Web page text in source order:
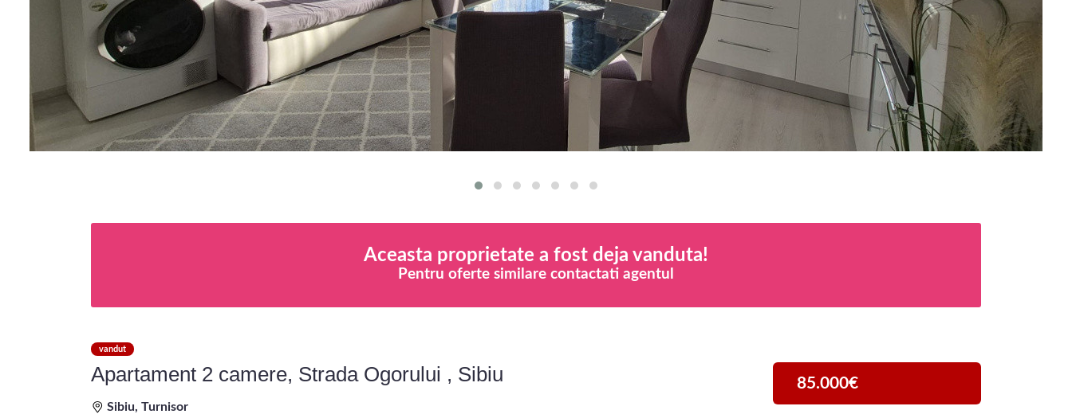
Aceasta proprietate a fost deja vanduta!
Pentru oferte similare contactati agentul
vandut
Apartament 2 camere, Strada Ogorului , Sibiu
Sibiu, Turnisor
85.000€